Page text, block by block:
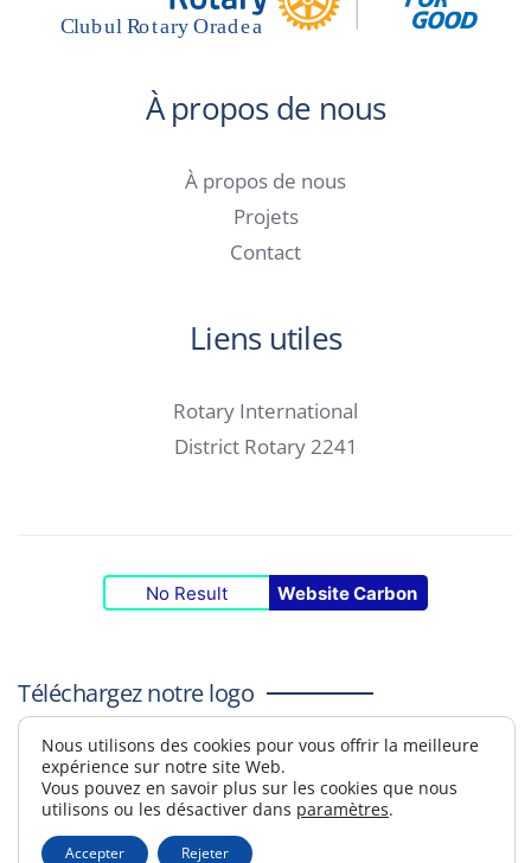
À propos de nous
À propos de nous
Projets
Contact
Liens utiles
Rotary International
District Rotary 2241
No Result Website Carbon
Téléchargez notre logo
Maître du logo
Webmail
À propos des cookies
Termes et conditions
Nous utilisons des cookies pour vous offrir la meilleure
expérience sur notre site Web.
Vous pouvez en savoir plus sur les cookies que nous
utilisons ou les désactiver dans paramètres.
Accepter Rejeter